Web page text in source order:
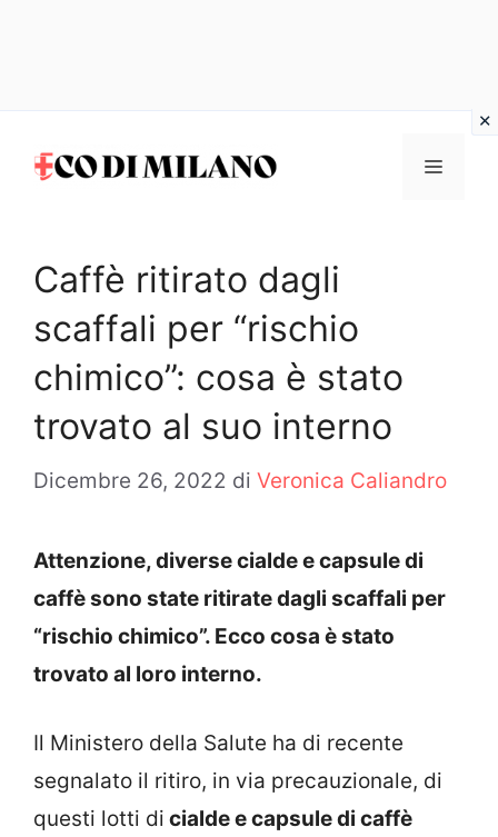
MENU
Caffè ritirato dagli
scaffali per “rischio
chimico”: cosa è stato
trovato al suo interno
Dicembre 26, 2022 di Veronica Caliandro
Attenzione, diverse cialde e capsule di
caffè sono state ritirate dagli scaffali per
“rischio chimico”. Ecco cosa è stato
trovato al loro interno.
Il Ministero della Salute ha di recente
segnalato il ritiro, in via precauzionale, di
questi lotti di cialde e capsule di caffè